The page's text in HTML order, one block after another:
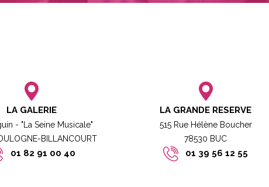
LA GALERIE
- "La Seine Musicale"
BILLANCOURT​
01 82 91 00 40
LA GRANDE RESERVE
515 Rue Hélène Boucher
78530 BUC​​
01 39 56 12 55